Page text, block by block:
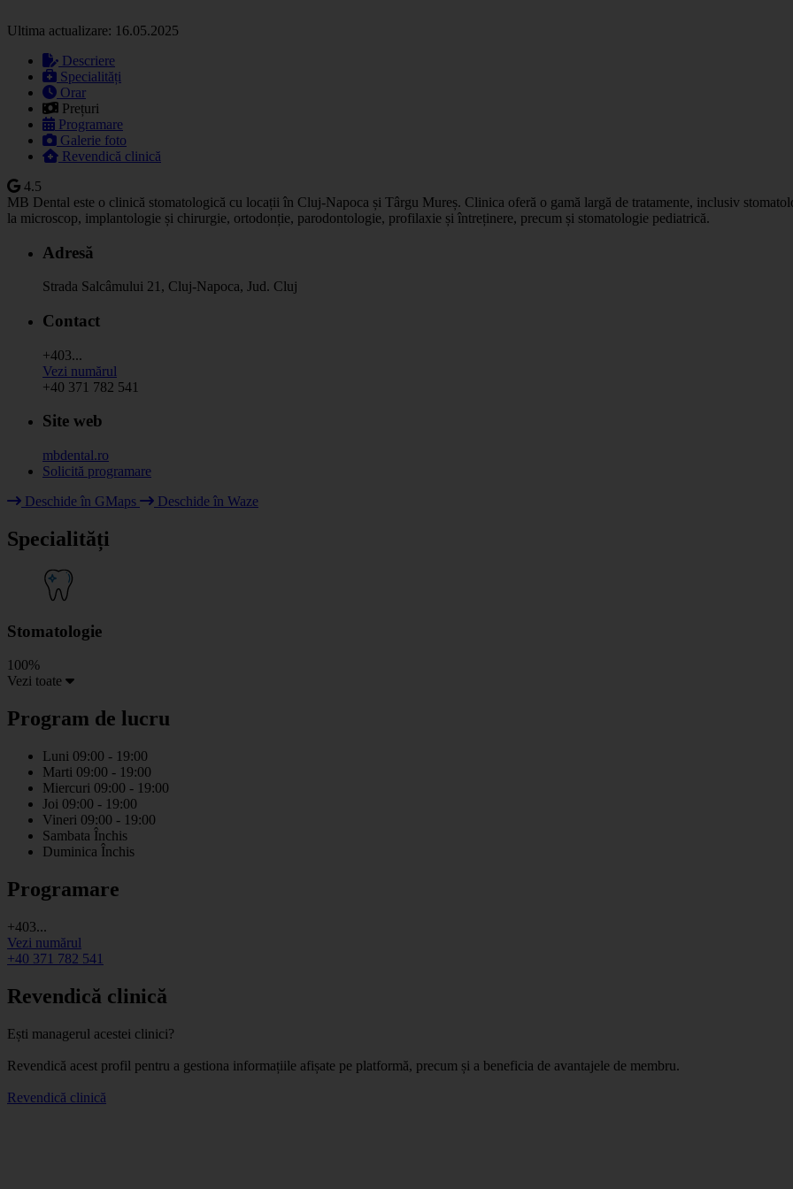
Ultima actualizare: 16.05.2025
Descriere
Specialități
Orar
Prețuri
Programare
Galerie foto
Revendică clinică
4.5
MB Dental este o clinică stomatologică cu locații în Cluj-Napoca și Târgu Mureș. Clinica oferă o gamă largă de tratamente, inclusiv
la microscop, implantologie și chirurgie, ortodonție, parodontologie, profilaxie și întreținere, precum și stomatologie pediatrică.
Adresă
Strada Salcâmului 21, Cluj-Napoca, Jud. Cluj
Contact
+403...
Vezi numărul
+40 371 782 541
Site web
mbdental.ro
Solicită programare
−
Deschide în GMaps Deschide în Waze
Specialități
Stomatologie
100%
Vezi toate
Program de lucru
Luni 09:00 - 19:00
Marti 09:00 - 19:00
Miercuri 09:00 - 19:00
Joi 09:00 - 19:00
Vineri 09:00 - 19:00
Sambata Închis
Duminica Închis
Programare
+403...
Vezi numărul
+40 371 782 541
Revendică clinică
Ești managerul acestei clinici?
Revendică acest profil pentru a gestiona informațiile afișate pe platformă, precum și a beneficia de avantajele de membru.
Revendică clinică